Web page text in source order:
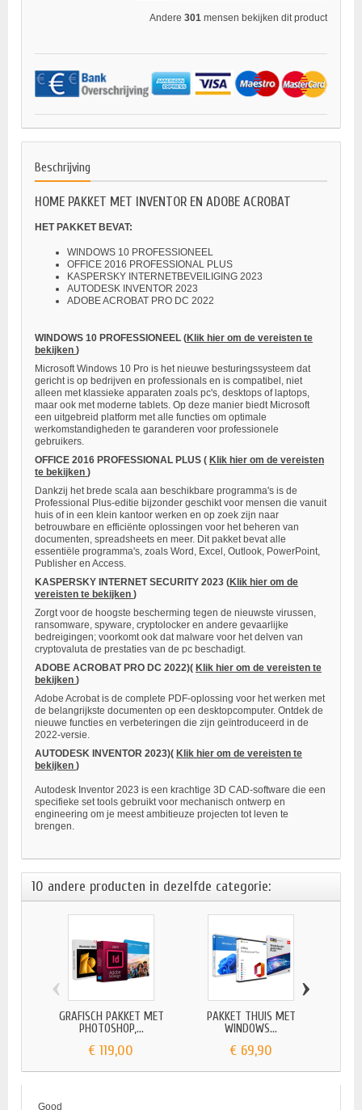
Andere 301 mensen bekijken dit product
Beschrijving
HOME PAKKET MET INVENTOR EN ADOBE ACROBAT
HET PAKKET BEVAT:
WINDOWS 10 PROFESSIONEEL
OFFICE 2016 PROFESSIONAL PLUS
KASPERSKY INTERNETBEVEILIGING 2023
AUTODESK INVENTOR 2023
ADOBE ACROBAT PRO DC 2022
WINDOWS 10 PROFESSIONEEL (Klik hier om de vereisten te
bekijken )
Microsoft Windows 10 Pro is het nieuwe besturingssysteem dat
gericht is op bedrijven en professionals en is compatibel, niet
alleen met klassieke apparaten zoals pc's, desktops of laptops,
maar ook met moderne tablets. Op deze manier biedt Microsoft
een uitgebreid platform met alle functies om optimale
werkomstandigheden te garanderen voor professionele
gebruikers.
OFFICE 2016 PROFESSIONAL PLUS ( Klik hier om de vereisten
te bekijken )
Dankzij het brede scala aan beschikbare programma's is de
Professional Plus-editie bijzonder geschikt voor mensen die vanuit
huis of in een klein kantoor werken en op zoek zijn naar
betrouwbare en efficiënte oplossingen voor het beheren van
documenten, spreadsheets en meer. Dit pakket bevat alle
essentiële programma's, zoals Word, Excel, Outlook, PowerPoint,
Publisher en Access.
KASPERSKY INTERNET SECURITY 2023 (Klik hier om de
vereisten te bekijken )
Zorgt voor de hoogste bescherming tegen de nieuwste virussen,
ransomware, spyware, cryptolocker en andere gevaarlijke
bedreigingen; voorkomt ook dat malware voor het delven van
cryptovaluta de prestaties van de pc beschadigt.
ADOBE ACROBAT PRO DC 2022)( Klik hier om de vereisten te
bekijken )
Adobe Acrobat is de complete PDF-oplossing voor het werken met
de belangrijkste documenten op een desktopcomputer. Ontdek de
nieuwe functies en verbeteringen die zijn geïntroduceerd in de
2022-versie.
AUTODESK INVENTOR 2023)( Klik hier om de vereisten te
bekijken )
Autodesk Inventor 2023 is een krachtige 3D CAD-software die een
specifieke set tools gebruikt voor mechanisch ontwerp en
engineering om je meest ambitieuze projecten tot leven te
brengen.
10 andere producten in dezelfde categorie:
GRAFISCH PAKKET MET
PHOTOSHOP,...
€ 119,00
PAKKET THUIS MET
WINDOWS...
€ 69,90
‹ ›
Good